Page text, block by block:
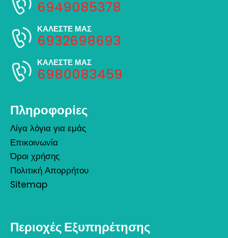
6949085378
ΚΑΛΕΣΤΕ ΜΑΣ
6932698693
ΚΑΛΕΣΤΕ ΜΑΣ
6980083459
Πληροφορίες
Λίγα λόγια για εμάς
Επικοινωνία
Όροι χρήσης
Πολιτική Απορρήτου
Sitemap
Περιοχές Εξυπηρέτησης